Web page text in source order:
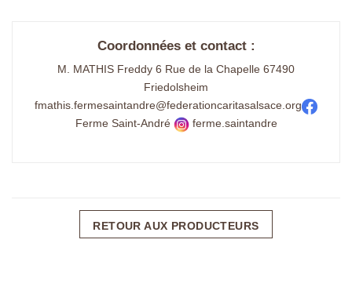
Coordonnées et contact :
M. MATHIS Freddy 6 Rue de la Chapelle 67490
Friedolsheim
fmathis.fermesaintandre@federationcaritasalsace.org
Ferme Saint-André
ferme.saintandre
RETOUR AUX PRODUCTEURS